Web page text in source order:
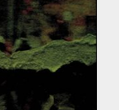
l’URSS que
pas
de héros
mais
in fine